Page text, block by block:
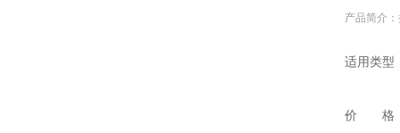
产品简介
适用类型
价 格